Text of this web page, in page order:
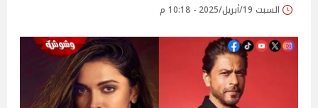
السبت 19/أبريل/2025 - 10:18 م